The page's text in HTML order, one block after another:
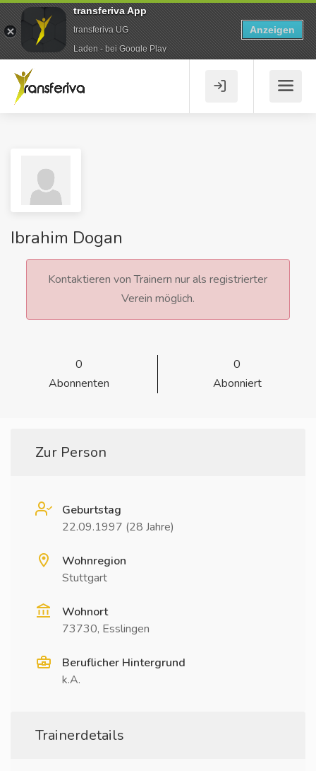
Ibrahim Dogan
Kontaktieren von Trainern nur als registrierter
Verein möglich.
0
Abonnenten
0
Abonniert
Zur Person
Geburtstag
22.09.1997 (28 Jahre)
Wohnregion
Stuttgart
Wohnort
73730, Esslingen
Beruflicher Hintergrund
k.A.
Trainerdetails
transferiva App
transferiva UG
Laden - bei Google Play
Anzeigen